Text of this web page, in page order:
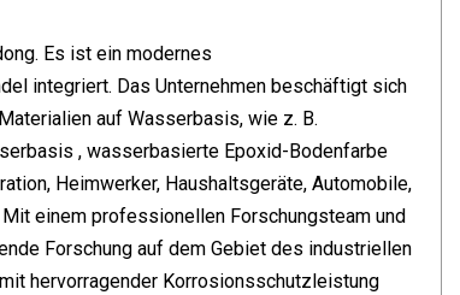
Es ist ein modernes
integriert. Das Unternehmen beschäftigt sich
auf Wasserbasis, wie z. B.
, wasserbasierte Epoxid-Bodenfarbe
Heimwerker, Haushaltsgeräte, Automobile,
einem professionellen Forschungsteam und
Forschung auf dem Gebiet des industriellen
hervorragender Korrosionsschutzleistung